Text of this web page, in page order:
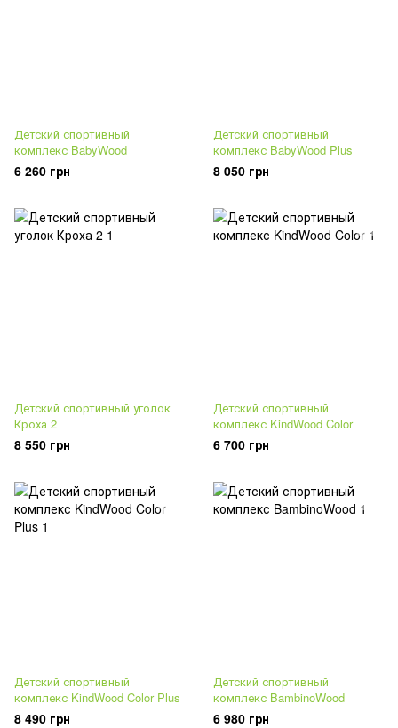
Детский спортивный
комплекс BabyWood
6 260 грн
Детский спортивный
комплекс BabyWood Plus
8 050 грн
Детский спортивный уголок
Кроха 2
8 550 грн
Детский спортивный
комплекс KindWood Color
6 700 грн
Детский спортивный
комплекс KindWood Color Plus
8 490 грн
Детский спортивный
комплекс BambinoWood
6 980 грн